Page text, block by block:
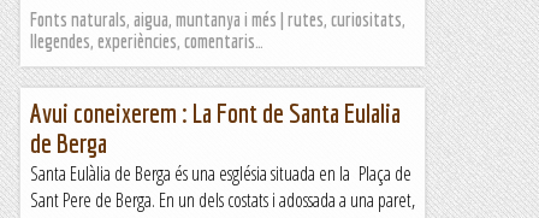
Fonts naturals, aigua, muntanya i més | rutes, curiositats,
llegendes, experiències, comentaris…
Avui coneixerem : La Font de Santa Eulalia
de Berga
Santa Eulàlia de Berga és una església situada en la Plaça de
Sant Pere de Berga. En un dels costats i adossada a una paret,